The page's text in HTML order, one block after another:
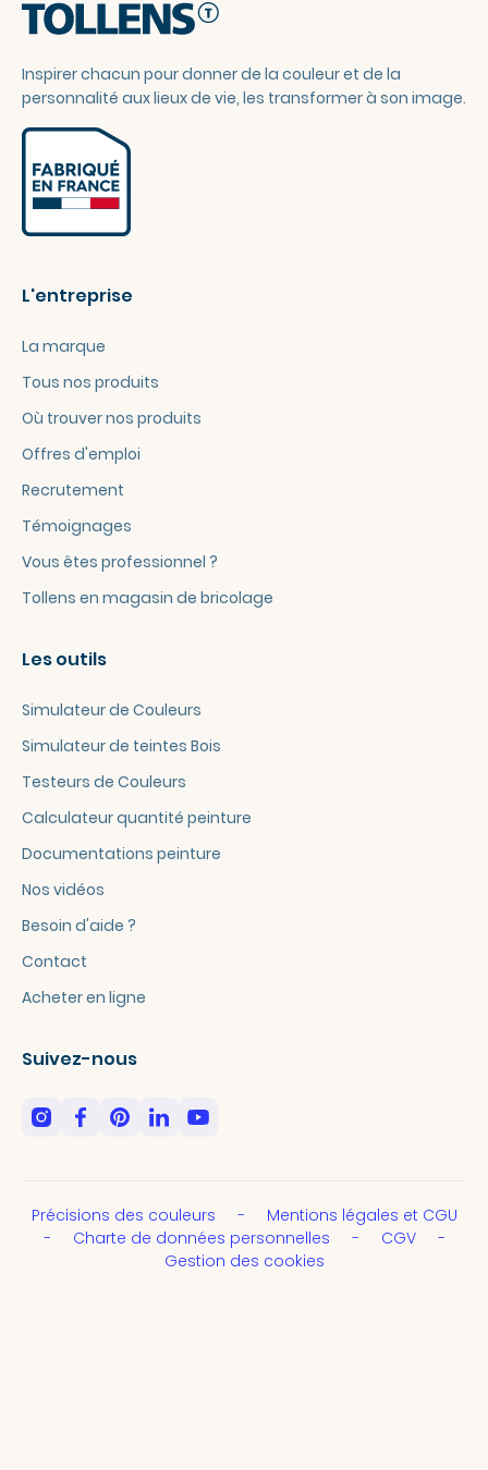
Inspirer chacun pour donner de la couleur et de la
personnalité aux lieux de vie, les transformer à son image.
L'entreprise
La marque
Tous nos produits
Où trouver nos produits
Offres d'emploi
Recrutement
Témoignages
Vous êtes professionnel ?
Tollens en magasin de bricolage
Les outils
Simulateur de Couleurs
Simulateur de teintes Bois
Testeurs de Couleurs
Calculateur quantité peinture
Documentations peinture
Nos vidéos
Besoin d'aide ?
Contact
Acheter en ligne
Suivez-nous
Précisions des couleurs
Mentions légales et CGU
Charte de données personnelles
CGV
Gestion des cookies